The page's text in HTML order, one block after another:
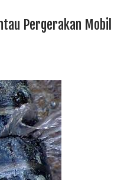
Pergerakan Mobil